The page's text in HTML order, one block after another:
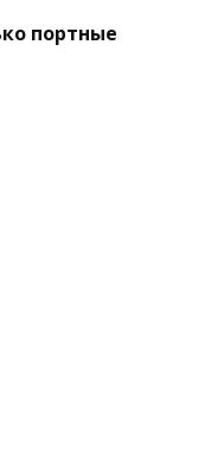
портные